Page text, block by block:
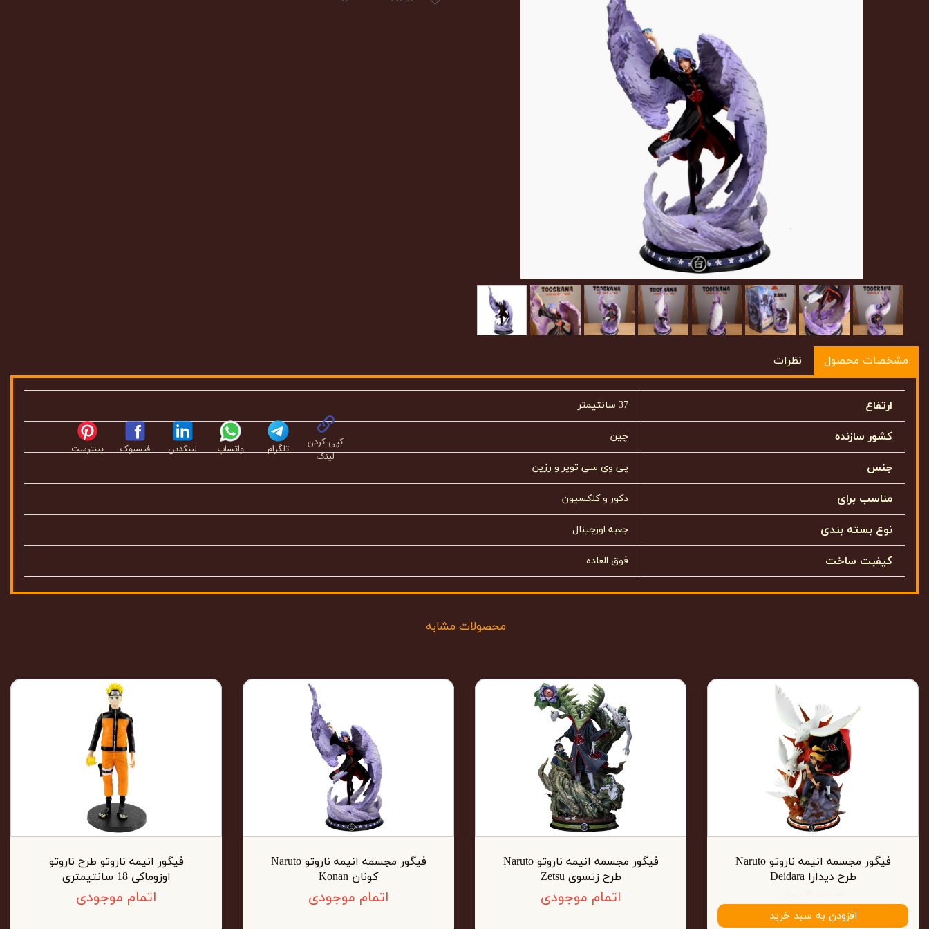
مشخصات محصول نظرات
ارتفاع 37 سانتیمتر
کشور سازنده چین
جنس پی وی سی توپر و رزین
مناسب برای دکور و کلکسیون
نوع بسته بندی جعبه اورجینال
کیفبت ساخت فوق العاده
محصولات مشابه
فیگور مجسمه انیمه ناروتو Naruto
طرح دیدارا Deidara
افزودن به سبد خرید
فیگور مجسمه انیمه ناروتو Naruto
طرح زتسوی Zetsu
اتمام موجودی
فیگور مجسمه انیمه ناروتو Naruto
کونان Konan
اتمام موجودی
فیگور انیمه ناروتو طرح ناروتو
اوزوماکی 18 سانتیمتری
اتمام موجودی
کپی کردن
لینک
تلگرام واتساپ لینکدین فیسبوک پینترست